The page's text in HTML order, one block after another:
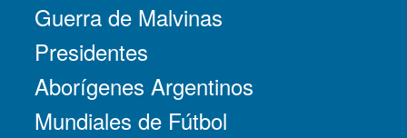
Guerra de Malvinas
Presidentes
Aborígenes Argentinos
Mundiales de Fútbol